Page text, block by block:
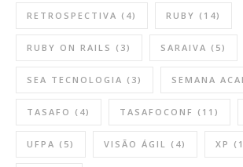
RETROSPECTIVA (4) RUBY (14)
RUBY ON RAILS (3) SARAIVA (5)
SEA TECNOLOGIA (3) SEMANA
TASAFO (4) TASAFOCONF (11)
UFPA (5) VISÃO ÁGIL (4) XP